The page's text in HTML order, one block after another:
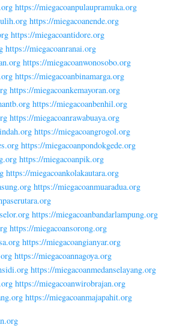
https://miegacoanpulaupramuka.org
https://miegacoanende.org
https://miegacoantidore.org
https://miegacoanranai.org
https://miegacoanwonosobo.org
https://miegacoanbinamarga.org
https://miegacoankemayoran.org
https://miegacoanbenhil.org
https://miegacoanrawabuaya.org
https://miegacoangrogol.org
https://miegacoanpondokgede.org
https://miegacoanpik.org
https://miegacoankolakautara.org
https://miegacoanmuaradua.org
https://miegacoanbandarlampung.org
https://miegacoansorong.org
https://miegacoangianyar.org
https://miegacoannagoya.org
https://miegacoanmedanselayang.org
https://miegacoanwirobrajan.org
https://miegacoanmajapahit.org